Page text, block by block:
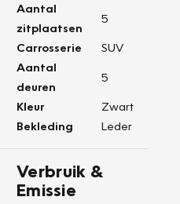
Aantal
zitplaatsen
5
Carrosserie
SUV
Aantal
deuren
5
Kleur
Zwart
Bekleding
Leder
Verbruik &
Emissie